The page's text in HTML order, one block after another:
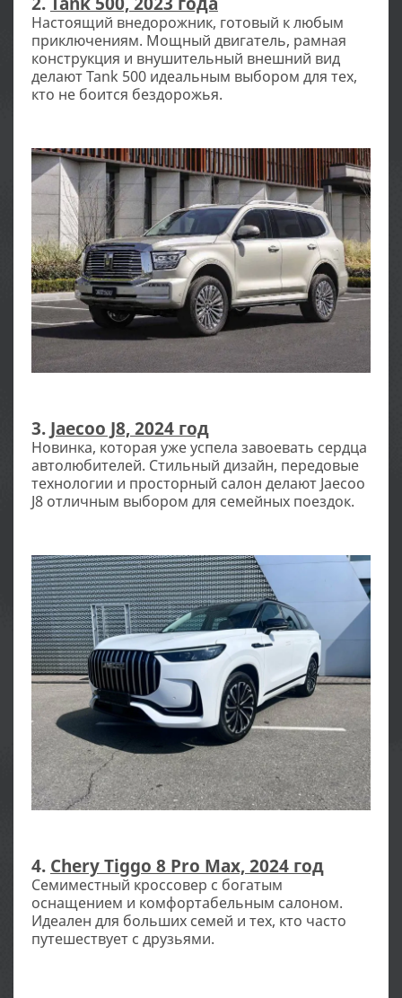
Настоящий внедорожник, готовый к любым
приключениям. Мощный двигатель, рамная
конструкция и внушительный внешний вид
делают Tank 500 идеальным выбором для тех,
кто не боится бездорожья.
3. Jaecoo J8, 2024 год
Новинка, которая уже успела завоевать сердца
автолюбителей. Стильный дизайн, передовые
технологии и просторный салон делают Jaecoo
J8 отличным выбором для семейных поездок.
4. Chery Tiggo 8 Pro Max, 2024 год
Семиместный кроссовер с богатым
оснащением и комфортабельным салоном.
Идеален для больших семей и тех, кто часто
путешествует с друзьями.